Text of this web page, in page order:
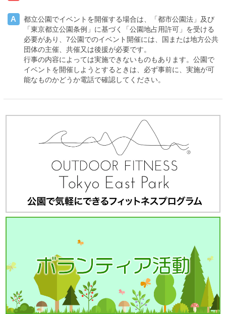
A
都立公園でイベントを開催する場合は、「都市公園法」及び
「東京都立公園条例」に基づく「公園地占用許可」を受ける
必要があり、7公園でのイベント開催には、国または地方公共
団体の主催、共催又は後援が必要です。
行事の内容によっては実施できないものもあります。公園で
イベントを開催しようとするときは、必ず事前に、実施が可
能なものかどうか電話で確認してください。